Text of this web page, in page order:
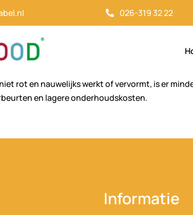
026-319 32 22
rot en nauwelijks werkt of vervormt, is er
en lagere onderhoudskosten.
Informatie